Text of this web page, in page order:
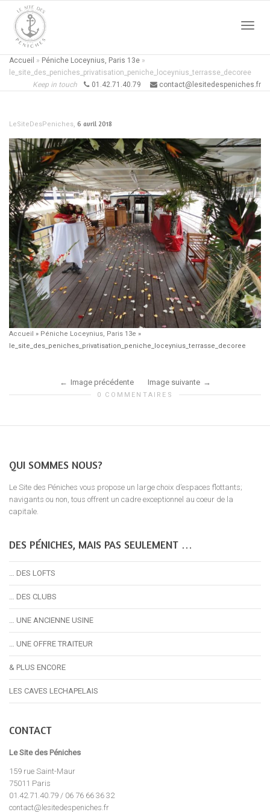
Accueil » Péniche Loceynius, Paris 13e »
le_site_des_peniches_privatisation_peniche_loceynius_terrasse_decoree
Keep in touch
01.42.71.40.79 contact@lesitedespeniches.fr
LeSiteDesPeniches, 6 avril 2018
Accueil » Péniche Loceynius, Paris 13e »
le_site_des_peniches_privatisation_peniche_loceynius_terrasse_decoree
Image précédente Image suivante
0 COMMENTAIRES
QUI SOMMES NOUS?
Le Site des Péniches vous propose un large choix d’espaces flottants;
navigants ou non, tous offrent un cadre exceptionnel au coeur de la
capitale.
DES PÉNICHES, MAIS PAS SEULEMENT …
… DES LOFTS
… DES CLUBS
… UNE ANCIENNE USINE
… UNE OFFRE TRAITEUR
& PLUS ENCORE
LES CAVES LECHAPELAIS
CONTACT
Le Site des Péniches
159 rue Saint-Maur
75011 Paris
01.42.71.40.79 / 06 76 66 36 32
contact@lesitedespeniches.fr